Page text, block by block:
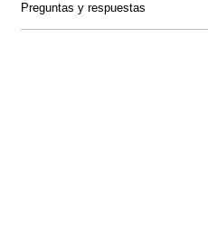
Preguntas y respuestas